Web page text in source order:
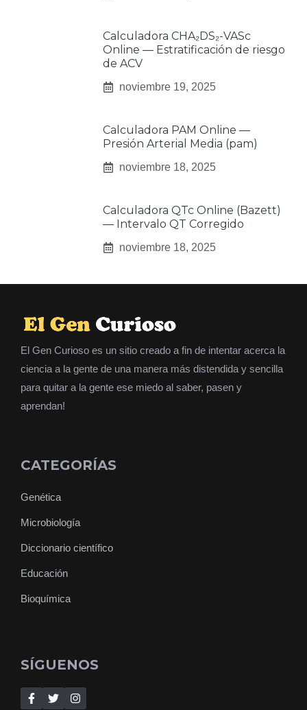
Calculadora CHA₂DS₂-VASc
Online — Estratificación de riesgo
de ACV
noviembre 19, 2025
Calculadora PAM Online —
Presión Arterial Media (pam)
noviembre 18, 2025
Calculadora QTc Online (Bazett)
— Intervalo QT Corregido
noviembre 18, 2025
El Gen Curioso es un sitio creado a fin de intentar acerca la
ciencia a la gente de una manera más distendida y sencilla
para quitar a la gente ese miedo al saber, pasen y
aprendan!
CATEGORÍAS
Genética
Microbiología
Diccionario científico
Educación
Bioquímica
SÍGUENOS